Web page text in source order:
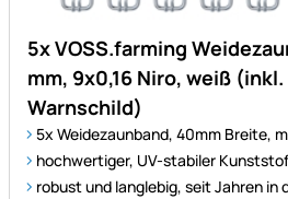
5x VOSS.farming
mm, 9x0,16 Niro, weiß
Warnschild)
5x Weidezaunband, 40mm Breite,
hochwertiger, UV-stabiler
robust und langlebig, seit Jahren in